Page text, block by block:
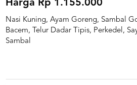
LOGIN
DAFTAR
Harga Rp 1.155.000
Nasi Kuning, Ayam Goreng, Sambal
Bacem, Telur Dadar Tipis, Perkedel,
Sambal